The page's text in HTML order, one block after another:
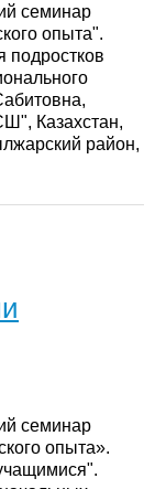
семинар
опыта".
подростков
Казахстан,
район,
семинар
опыта».